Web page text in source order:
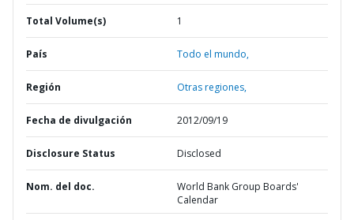
Total Volume(s) 1
País Todo el mundo,
Región Otras regiones,
Fecha de divulgación 2012/09/19
Disclosure Status Disclosed
Nom. del doc.
World Bank Group Boards'
Calendar